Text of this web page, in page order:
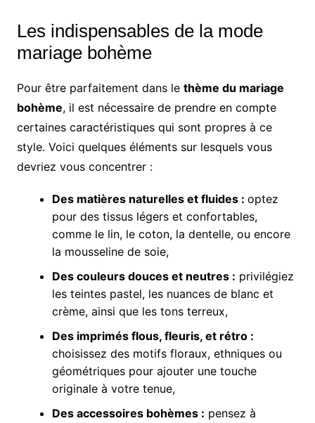
Les indispensables de la mode
mariage bohème
Pour être parfaitement dans le thème du mariage
bohème, il est nécessaire de prendre en compte
certaines caractéristiques qui sont propres à ce
style. Voici quelques éléments sur lesquels vous
devriez vous concentrer :
Des matières naturelles et fluides : optez
pour des tissus légers et confortables,
comme le lin, le coton, la dentelle, ou encore
la mousseline de soie,
Des couleurs douces et neutres : privilégiez
les teintes pastel, les nuances de blanc et
crème, ainsi que les tons terreux,
Des imprimés flous, fleuris, et rétro :
choisissez des motifs floraux, ethniques ou
géométriques pour ajouter une touche
originale à votre tenue,
Des accessoires bohèmes : pensez à